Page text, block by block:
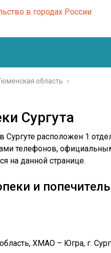
область ›
Сургута
Сургуте расположен 1
телефонов,
на данной странице.
и
ХМАО – Югра, г.